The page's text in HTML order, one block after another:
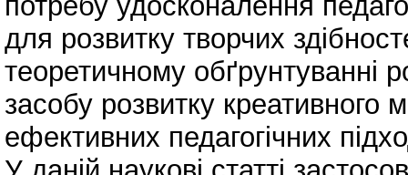
для розвитку творчих
теоретичному обґрунтуванні
засобу розвитку креативного
ефективних педагогічних